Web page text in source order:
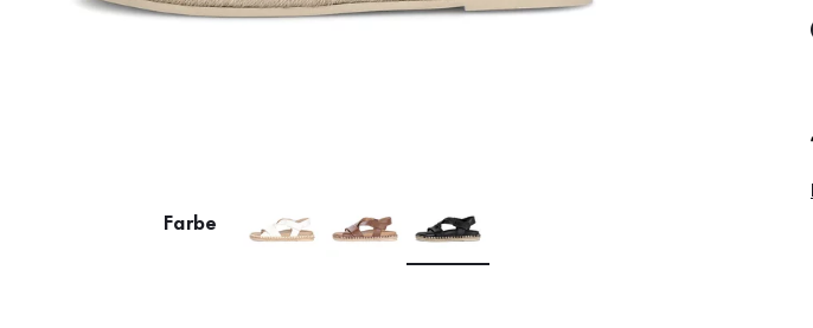
Farbe